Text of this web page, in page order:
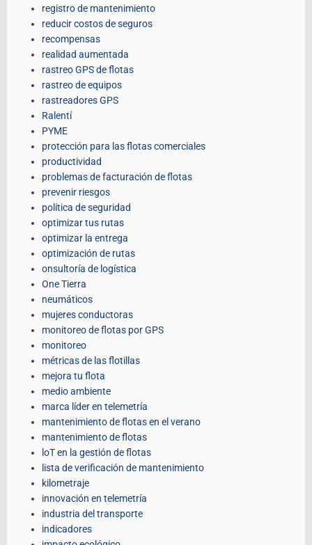
registro de mantenimiento
reducir costos de seguros
recompensas
realidad aumentada
rastreo GPS de flotas
rastreo de equipos
rastreadores GPS
Ralentí
PYME
protección para las flotas comerciales
productividad
problemas de facturación de flotas
prevenir riesgos
política de seguridad
optimizar tus rutas
optimizar la entrega
optimización de rutas
onsultoría de logística
One Tierra
neumáticos
mujeres conductoras
monitoreo de flotas por GPS
monitoreo
métricas de las flotillas
mejora tu flota
medio ambiente
marca líder en telemetría
mantenimiento de flotas en el verano
mantenimiento de flotas
loT en la gestión de flotas
lista de verificación de mantenimiento
kilometraje
innovación en telemetría
industria del transporte
indicadores